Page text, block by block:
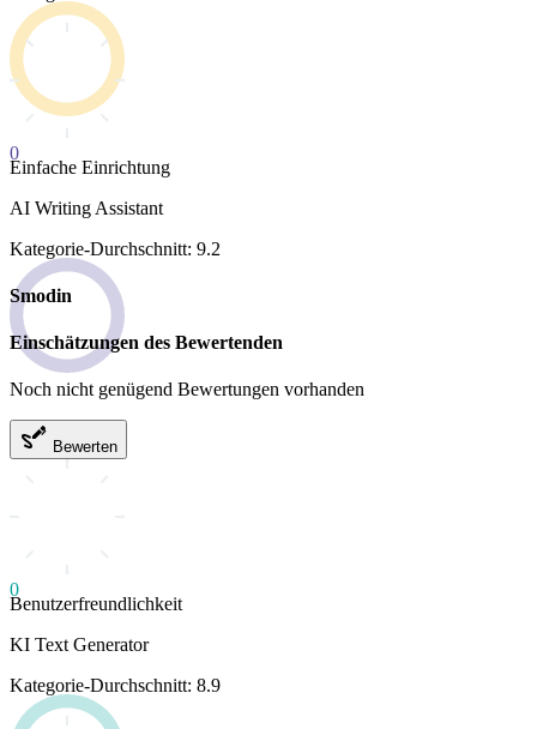
0
Einfache Einrichtung
AI Writing Assistant
Kategorie-Durchschnitt: 9.2
Smodin
Einschätzungen des Bewertenden
Noch nicht genügend Bewertungen vorhanden
Bewerten
0
Benutzerfreundlichkeit
KI Text Generator
Kategorie-Durchschnitt: 8.9